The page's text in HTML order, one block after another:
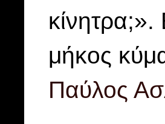
μήκος
Παύλος